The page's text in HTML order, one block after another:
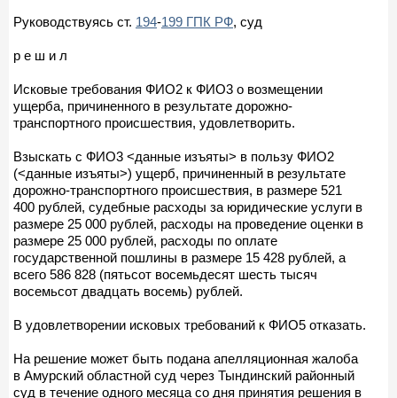
Руководствуясь ст. 194-199 ГПК РФ, суд
р е ш и л
Исковые требования ФИО2 к ФИО3 о возмещении
ущерба, причиненного в результате дорожно-
транспортного происшествия, удовлетворить.
Взыскать с ФИО3 <данные изъяты> в пользу ФИО2
(<данные изъяты>) ущерб, причиненный в результате
дорожно-транспортного происшествия, в размере 521
400 рублей, судебные расходы за юридические услуги в
размере 25 000 рублей, расходы на проведение оценки в
размере 25 000 рублей, расходы по оплате
государственной пошлины в размере 15 428 рублей, а
всего 586 828 (пятьсот восемьдесят шесть тысяч
восемьсот двадцать восемь) рублей.
В удовлетворении исковых требований к ФИО5 отказать.
На решение может быть подана апелляционная жалоба
в Амурский областной суд через Тындинский районный
суд в течение одного месяца со дня принятия решения в